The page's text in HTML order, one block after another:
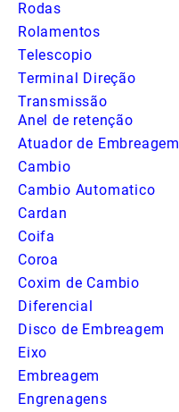
Rodas
Rolamentos
Telescopio
Terminal Direção
Transmissão
Anel de retenção
Atuador de Embreagem
Cambio
Cambio Automatico
Cardan
Coifa
Coroa
Coxim de Cambio
Diferencial
Disco de Embreagem
Eixo
Embreagem
Engrenagens